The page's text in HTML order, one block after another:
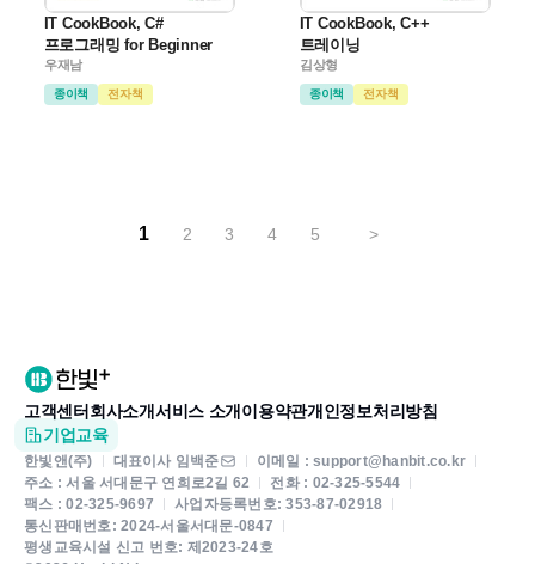
IT CookBook, C#
프로그래밍 for Beginner
우재남
종이책 전자책
IT CookBook, C++
트레이닝
김상형
종이책 전자책
1 2 3 4 5 >
고객센터 회사소개서비스 소개 이용약관개인정보처리방침
기업교육
한빛앤(주) 대표이사 임백준
이메일 : support@hanbit.co.kr
주소 : 서울 서대문구 연희로2길 62
전화 : 02-325-5544
팩스 : 02-325-9697
사업자등록번호: 353-87-02918
통신판매번호: 2024-서울서대문-0847
평생교육시설 신고 번호: 제2023-24호